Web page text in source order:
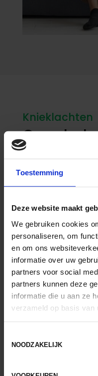
Toestemming
Deze website maakt
We gebruiken cookies
personaliseren, om
en om ons
informatie over uw
partners voor social
partners kunnen deze
informatie die u aan ze
verzameld op basis van
NOODZAKELIJK
Knieklachten
Onze
klachten
Bij ons is iedere
de klacht maar
uw doelen en
zodat we
uitkomst.
Omdat de oorzaak
zijn, bepalen we
het moment dat
vastgesteld. We
inzetten die
stabiliteit. Maar